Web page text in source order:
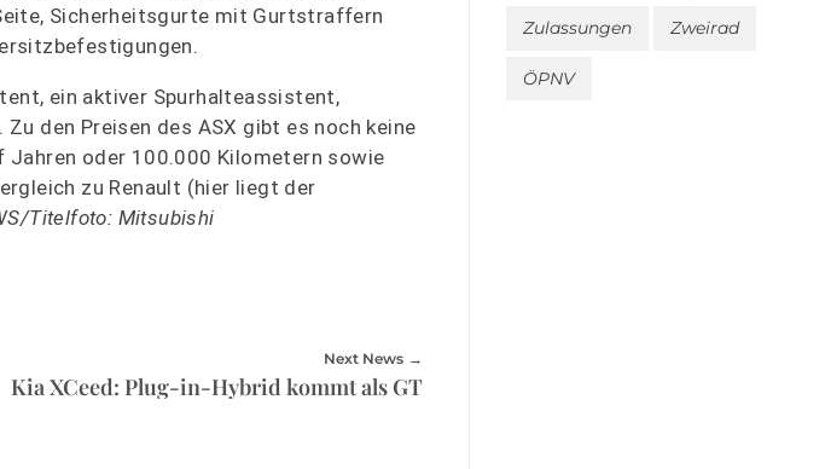
Sicherheitsgurte mit Gurtstraffern
ein aktiver Spurhalteassistent,
den Preisen des ASX gibt es noch keine
oder 100.000 Kilometern sowie
zu Renault (hier liegt der
Titelfoto: Mitsubishi
Next News
Kia XCeed: Plug-in-Hybrid kommt als GT
Zulassungen Zweirad
ÖPNV